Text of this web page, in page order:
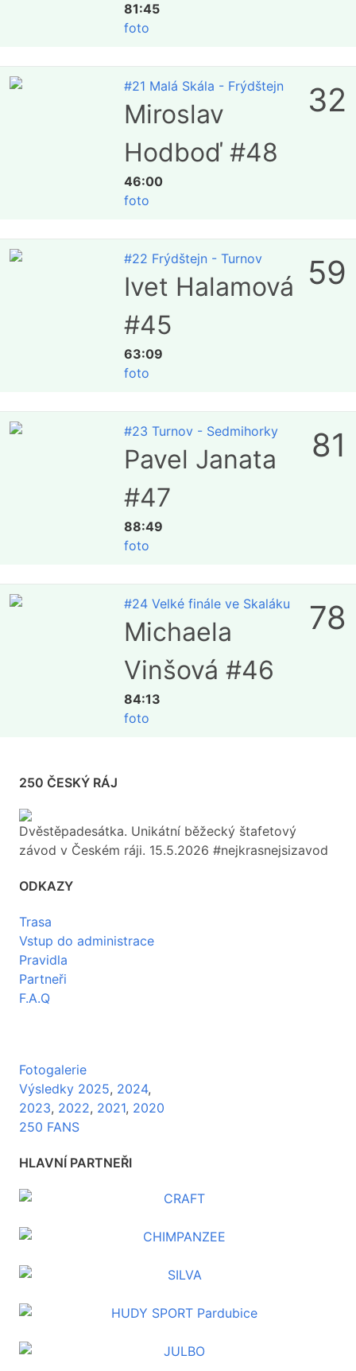
81:45
foto
#21 Malá Skála - Frýdštejn
Miroslav
Hodboď #48
46:00
foto
32
#22 Frýdštejn - Turnov
Ivet Halamová
#45
63:09
foto
59
#23 Turnov - Sedmihorky
Pavel Janata
#47
88:49
foto
81
#24 Velké finále ve Skaláku
Michaela
Vinšová #46
84:13
foto
78
250 ČESKÝ RÁJ
Dvěstěpadesátka. Unikátní běžecký štafetový
závod v Českém ráji. 15.5.2026 #nejkrasnejsizavod
ODKAZY
Trasa
Vstup do administrace
Pravidla
Partneři
F.A.Q
Fotogalerie
Výsledky 2025, 2024,
2023, 2022, 2021, 2020
250 FANS
HLAVNÍ PARTNEŘI